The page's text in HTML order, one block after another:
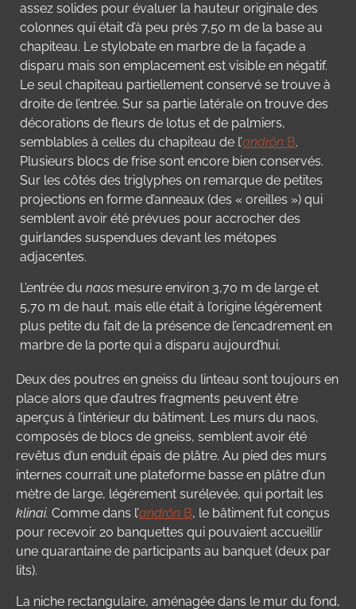
assez solides pour évaluer la hauteur originale des
colonnes qui était d’à peu près 7,50 m de la base au
chapiteau. Le stylobate en marbre de la façade a
disparu mais son emplacement est visible en négatif.
Le seul chapiteau partiellement conservé se trouve à
droite de l’entrée. Sur sa partie latérale on trouve des
décorations de fleurs de lotus et de palmiers,
semblables à celles du chapiteau de l’andrôn B.
Plusieurs blocs de frise sont encore bien conservés.
Sur les côtés des triglyphes on remarque de petites
projections en forme d’anneaux (des « oreilles ») qui
semblent avoir été prévues pour accrocher des
guirlandes suspendues devant les métopes
adjacentes.
L’entrée du naos mesure environ 3,70 m de large et
5,70 m de haut, mais elle était à l’origine légèrement
plus petite du fait de la présence de l’encadrement en
marbre de la porte qui a disparu aujourd’hui.
Deux des poutres en gneiss du linteau sont toujours en
place alors que d’autres fragments peuvent être
aperçus à l’intérieur du bâtiment. Les murs du naos,
composés de blocs de gneiss, semblent avoir été
revêtus d’un enduit épais de plâtre. Au pied des murs
internes courrait une plateforme basse en plâtre d’un
mètre de large, légèrement surélevée, qui portait les
klinai. Comme dans l’andrôn B, le bâtiment fut conçus
pour recevoir 20 banquettes qui pouvaient accueillir
une quarantaine de participants au banquet (deux par
lits).
La niche rectangulaire, aménagée dans le mur du fond,